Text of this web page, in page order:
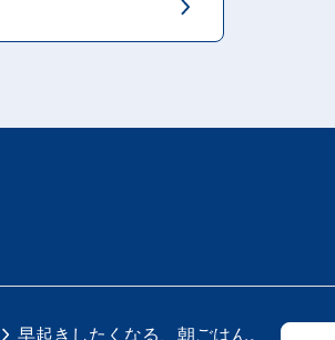
早起きしたくなる、朝ごはん。